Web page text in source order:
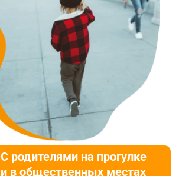
С родителями на прогулке
и в общественных местах